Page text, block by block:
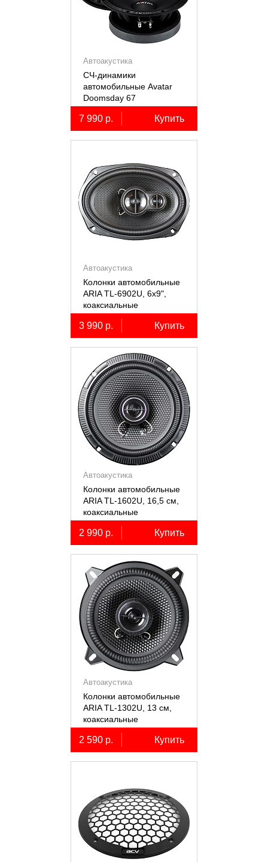
Автоакустика
СЧ-динамики
автомобильные Avatar
Doomsday 67
7 990 р. Купить
Автоакустика
Колонки автомобильные
ARIA TL-6902U, 6х9",
коаксиальные
трёхполосные, 2 шт.
3 990 р. Купить
Автоакустика
Колонки автомобильные
ARIA TL-1602U, 16,5 см,
коаксиальные
двухполосные, 2 шт.
2 990 р. Купить
Автоакустика
Колонки автомобильные
ARIA TL-1302U, 13 см,
коаксиальные
двухполосные, 2 шт.
2 590 р. Купить